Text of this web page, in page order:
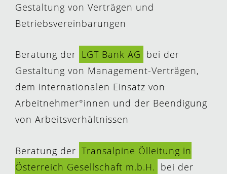
Gestaltung von Verträgen und
Betriebsvereinbarungen
Beratung der LGT Bank AG bei der
Gestaltung von Management-Verträgen,
dem internationalen Einsatz von
Arbeitnehmer°innen und der Beendigung
von Arbeitsverhältnissen
Beratung der Transalpine Ölleitung in
Österreich Gesellschaft m.b.H. bei der